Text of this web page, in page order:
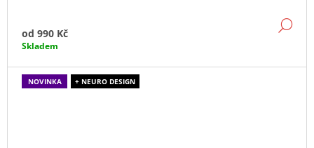
od 990 Kč
Skladem
NOVINKA + NEURO DESIGN